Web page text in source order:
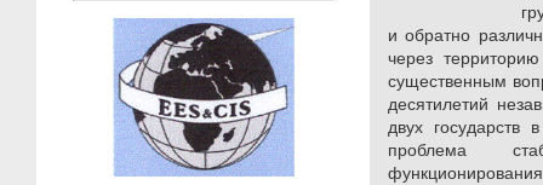
и обратно
через
существенным
десятилетий
двух государств
проблема